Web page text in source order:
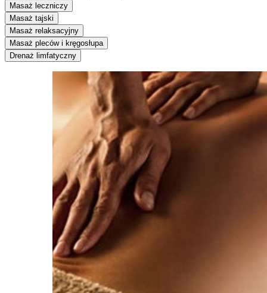
Masaż leczniczy
Masaż tajski
Masaż relaksacyjny
Masaż pleców i kręgosłupa
Drenaż limfatyczny